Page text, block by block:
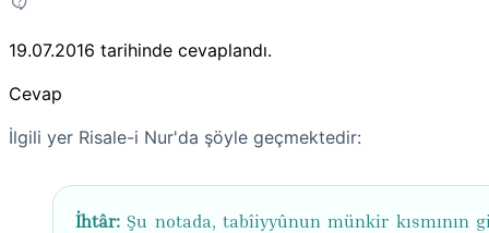
19.07.2016 tarihinde cevaplandı.
Cevap
İlgili yer Risale-i Nur'da şöyle geçmektedir:
İhtâr:Şu notada, tabîiyyûnun münkir kısmının